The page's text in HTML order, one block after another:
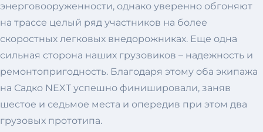
энерговооруженности, однако уверенно обгоняют
на трассе целый ряд участников на более
скоростных легковых внедорожниках. Еще одна
сильная сторона наших грузовиков – надежность и
ремонтопригодность. Благодаря этому оба экипажа
на Садко NEXT успешно финишировали, заняв
шестое и седьмое места и опередив при этом два
грузовых прототипа.